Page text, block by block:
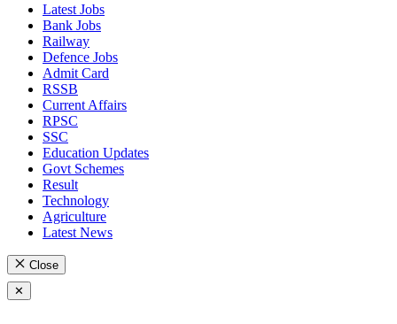
Latest Jobs
Bank Jobs
Railway
Defence Jobs
Admit Card
RSSB
Current Affairs
RPSC
SSC
Education Updates
Govt Schemes
Result
Technology
Agriculture
Latest News
Close
✕